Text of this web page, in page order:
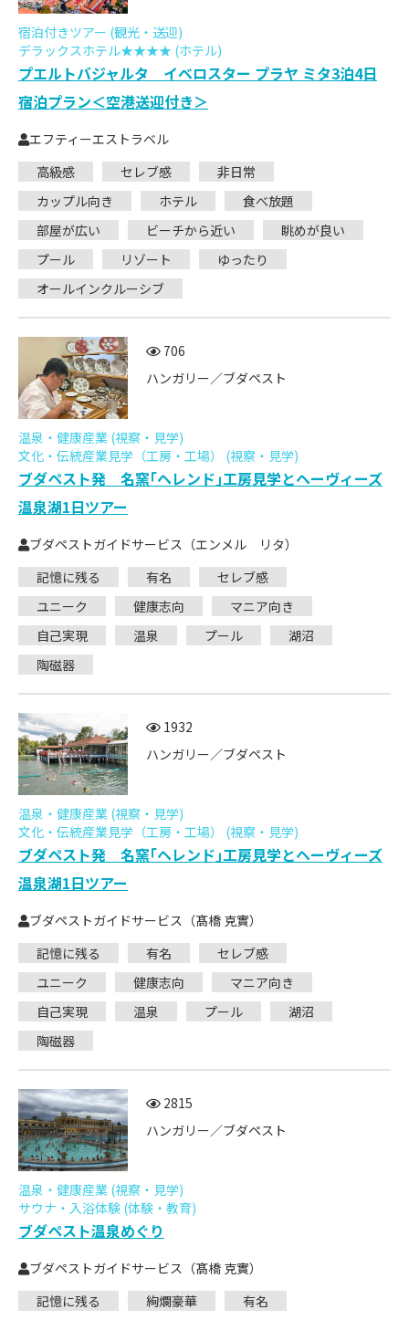
宿泊付きツアー (観光・送迎)
デラックスホテル★★★★ (ホテル)
プエルトバジャルタ イベロスター プラヤ ミタ3泊4日
宿泊プラン＜空港送迎付き＞
エフティーエストラベル
高級感
セレブ感
非日常
カップル向き
ホテル
食べ放題
部屋が広い
ビーチから近い
眺めが良い
プール
リゾート
ゆったり
オールインクルーシブ
706
ハンガリー／ブダペスト
温泉・健康産業 (視察・見学)
文化・伝統産業見学（工房・工場） (視察・見学)
ブダペスト発 名窯｢ヘレンド｣工房見学とヘーヴィーズ
温泉湖1日ツアー
ブダペストガイドサービス（エンメル リタ）
記憶に残る
有名
セレブ感
ユニーク
健康志向
マニア向き
自己実現
温泉 プール
湖沼
陶磁器
1932
ハンガリー／ブダペスト
温泉・健康産業 (視察・見学)
文化・伝統産業見学（工房・工場） (視察・見学)
ブダペスト発 名窯｢ヘレンド｣工房見学とヘーヴィーズ
温泉湖1日ツアー
ブダペストガイドサービス（髙橋 克實）
記憶に残る
有名
セレブ感
ユニーク
健康志向
マニア向き
自己実現
温泉 プール
湖沼
陶磁器
2815
ハンガリー／ブダペスト
温泉・健康産業 (視察・見学)
サウナ・入浴体験 (体験・教育)
ブダペスト温泉めぐり
ブダペストガイドサービス（髙橋 克實）
記憶に残る
絢爛豪華
有名